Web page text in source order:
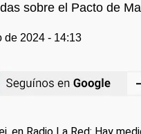
sobre el Pacto de
de 2024 - 14:13